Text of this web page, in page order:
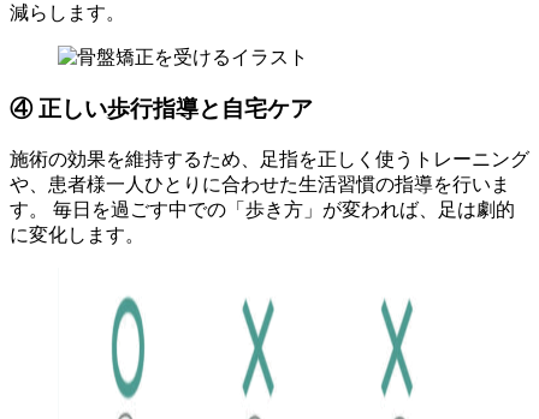
減らします。
④ 正しい歩行指導と自宅ケア
施術の効果を維持するため、足指を正しく使うトレーニング
や、患者様一人ひとりに合わせた生活習慣の指導を行いま
す。 毎日を過ごす中での「歩き方」が変われば、足は劇的
に変化します。